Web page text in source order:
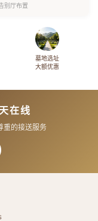
别厅布置
墓地选址
大额优惠
在线
重的接送服务